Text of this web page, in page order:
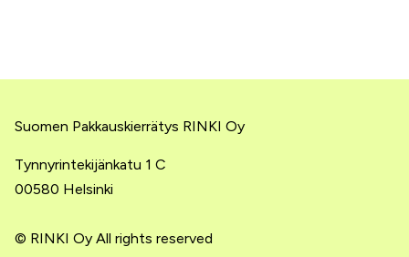
Suomen Pakkauskierrätys RINKI Oy
Tynnyrintekijänkatu 1 C
00580 Helsinki
© RINKI Oy All rights reserved